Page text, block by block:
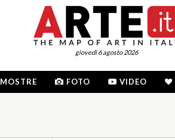
giovedì 6 agosto 2026
MOSTRE FOTO VIDEO